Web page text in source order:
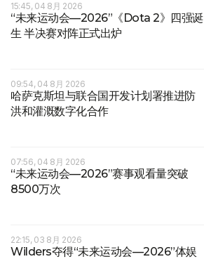
15:45, 04 8月 2026
“未来运动会—2026”《Dota 2》四强诞
生 半决赛对阵正式出炉
09:54, 04 8月 2026
哈萨克斯坦与联合国开发计划署推进防
洪和灌溉数字化合作
07:56, 04 8月 2026
“未来运动会—2026”赛事观看量突破
8500万次
22:15, 03 8月 2026
Wilders夺得“未来运动会—2026”体娱